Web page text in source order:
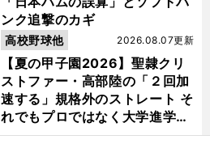
ンク追撃のカギ
【夏の甲子園2026】聖隷クリ
ストファー・高部陸の「２回加
速する」規格外のストレート そ
れでもプロではなく大学進学を
選ぶ理由
2026.08.07更新
高校野球他